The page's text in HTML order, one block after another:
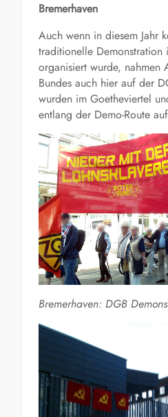
Bremerhaven
Auch wenn in diesem Jahr
traditionelle Demonstration
organisiert wurde, nahmen
Bundes auch hier auf der
wurden im Goetheviertel
entlang der Demo-Route
Bremerhaven: DGB